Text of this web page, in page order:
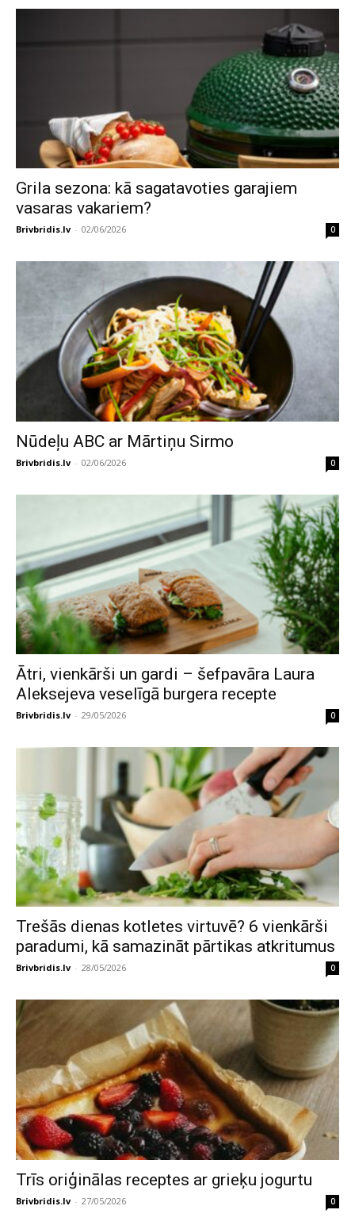
Grila sezona: kā sagatavoties garajiem
vasaras vakariem?
Brivbridis.lv - 02/06/2026 0
Nūdeļu ABC ar Mārtiņu Sirmo
Brivbridis.lv - 02/06/2026 0
Ātri, vienkārši un gardi – šefpavāra Laura
Aleksejeva veselīgā burgera recepte
Brivbridis.lv - 29/05/2026 0
Trešās dienas kotletes virtuvē? 6 vienkārši
paradumi, kā samazināt pārtikas atkritumus
Brivbridis.lv - 28/05/2026 0
Trīs oriģinālas receptes ar grieķu jogurtu
Brivbridis.lv - 27/05/2026 0